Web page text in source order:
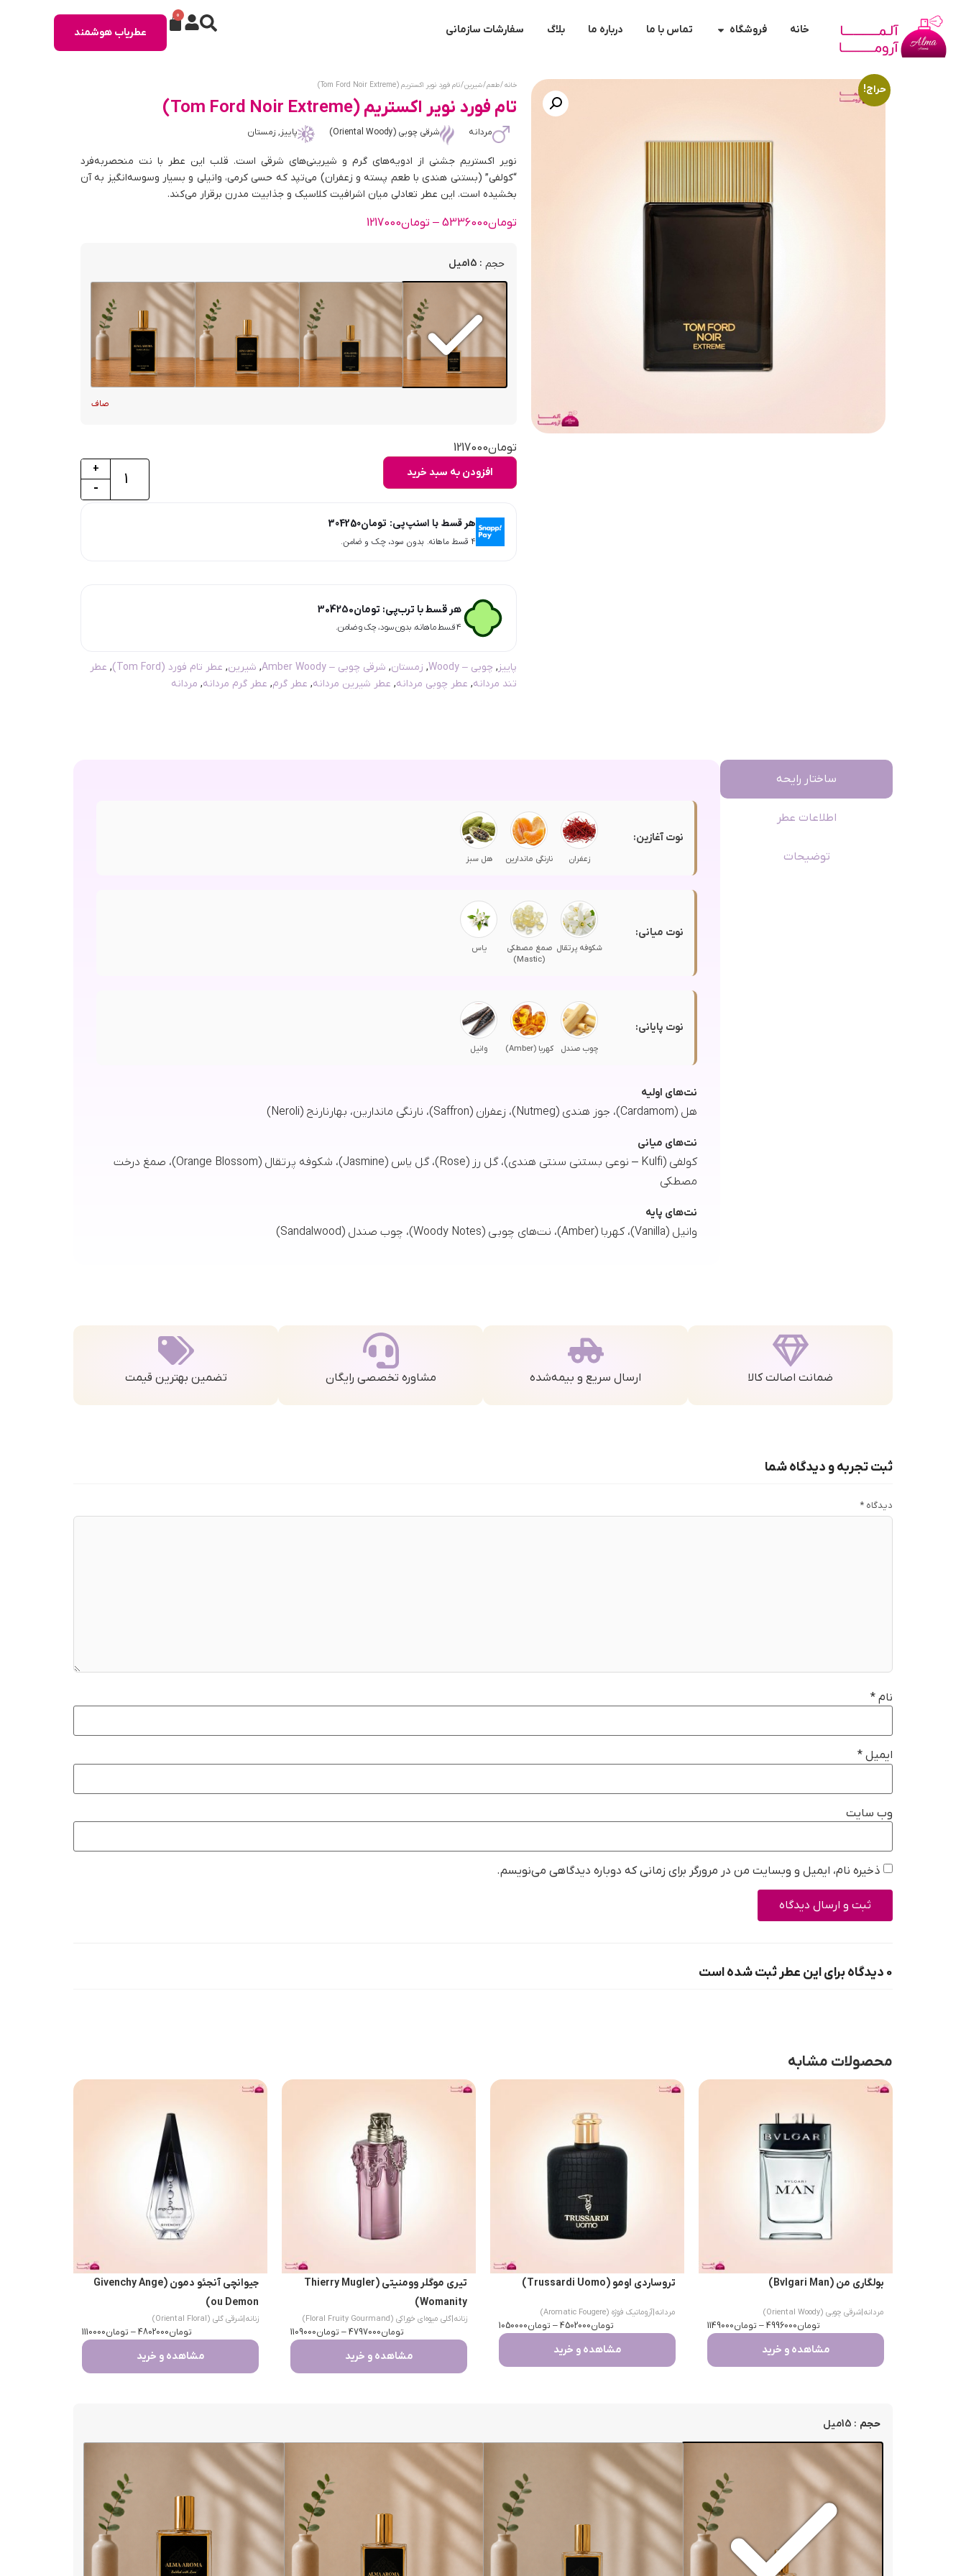
خانه فروشگاه تماس با ما درباره ما بلاگ سفارشات سازمانی
0
عطریاب هوشمند
حراج! خانه/طعم/شیرین/ تام فورد نویر اکستریم (Tom Ford Noir Extreme)
تام فورد نویر اکستریم (Tom Ford Noir Extreme)
مردانه شرقی چوبی (Oriental Woody) پاییز, زمستان
نویر اکستریم جشنی از ادویه‌های گرم و شیرینی‌های شرقی است. قلب این عطر با نت منحصر‌به‌فرد
“کولفی” (بستنی هندی با طعم پسته و زعفران) می‌تپد که حسی کرمی، وانیلی و بسیار وسوسه‌انگیز به آن
بخشیده است. این عطر تعادلی میان اشرافیت کلاسیک و جذابیت مدرن برقرار می‌کند.
تومان5336000
– تومان1217000
حجم : 15میل
صاف
تومان1217000
-
+ افزودن به سبد خرید
هر قسط با اسنپ‌پی: تومان304250
۴ قسط ماهانه. بدون سود، چک و ضامن.
هر قسط با ترب‌پی: تومان304250
۴ قسط ماهانه. بدون سود، چک و ضامن.
پاییز, چوبی – Woody , زمستان, شرقی چوبی – Amber Woody , شیرین, عطر تام فورد (Tom Ford) , عطر
تند مردانه, عطر چوبی مردانه, عطر شیرین مردانه, عطر گرم, عطر گرم مردانه, مردانه
ساختار رایحه
اطلاعات عطر
توضیحات
نوت آغازین:
زعفران نارنگی ماندارین هل سبز
نوت میانی:
شکوفه پرتقال صمغ مصطکی
(Mastic)
یاس
نوت پایانی:
چوب صندل کهربا (Amber) وانیل
نت‌های اولیه
هل (Cardamom)، جوز هندی (Nutmeg)، زعفران (Saffron)، نارنگی ماندارین، بهارنارنج (Neroli)
نت‌های میانی
کولفی (Kulfi – نوعی بستنی سنتی هندی)، گل رز (Rose)، گل یاس (Jasmine)، شکوفه پرتقال (Orange Blossom)، صمغ درخت
مصطکی
نت‌های پایه
وانیل (Vanilla)، کهربا (Amber)، نت‌های چوبی (Woody Notes)، چوب صندل (Sandalwood)
ضمانت اصالت کالا ارسال سریع و بیمه‌شده مشاوره تخصصی رایگان تضمین بهترین قیمت
ثبت تجربه و دیدگاه شما
دیدگاه *
نام *
ایمیل *
وب‌ سایت
ذخیره نام، ایمیل و وبسایت من در مرورگر برای زمانی که دوباره دیدگاهی می‌نویسم.
0 دیدگاه برای این عطر ثبت شده است
محصولات مشابه
بولگاری من (Bvlgari Man)
مردانه|شرقی چوبی (Oriental Woody)
تومان4996000
– تومان1149000
مشاهده و خرید
تروساردی اومو (Trussardi Uomo)
مردانه|آروماتیک فوژه (Aromatic Fougere)
تومان4502000
– تومان1050000
مشاهده و خرید
تیری موگلر وومنیتی (Thierry Mugler
Womanity)
زنانه|گلی میوه‌ای خوراکی (Floral Fruity Gourmand)
تومان4797000
– تومان1109000
مشاهده و خرید
جیوانچی آنجئو دمون (Givenchy Ange
ou Demon)
زنانه|شرقی گلی (Oriental Floral)
تومان4802000
– تومان1110000
مشاهده و خرید
حجم : 15میل